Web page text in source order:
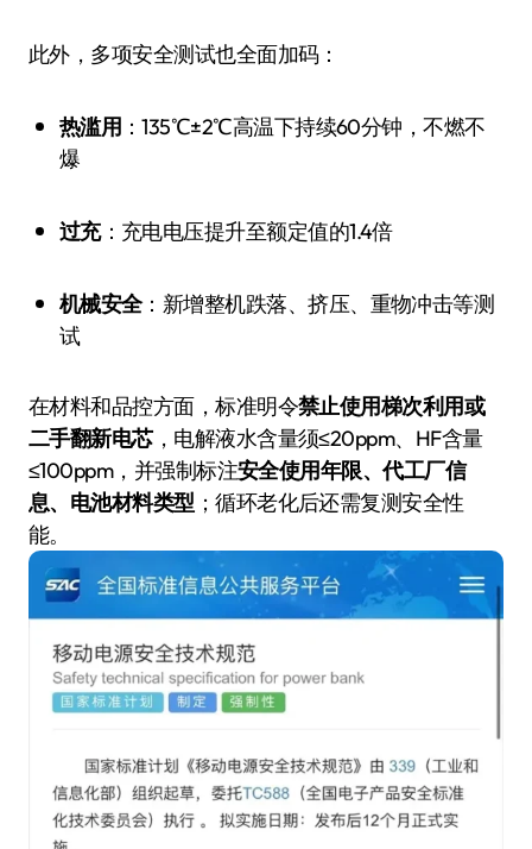
此外，多项安全测试也全面加码：
热滥用：135℃±2℃高温下持续60分钟，不燃不
爆
过充：充电电压提升至额定值的1.4倍
机械安全：新增整机跌落、挤压、重物冲击等测
试
在材料和品控方面，标准明令禁止使用梯次利用或
二手翻新电芯，电解液水含量须≤20ppm、HF含量
≤100ppm，并强制标注安全使用年限、代工厂信
息、电池材料类型 ；循环老化后还需复测安全性
能。